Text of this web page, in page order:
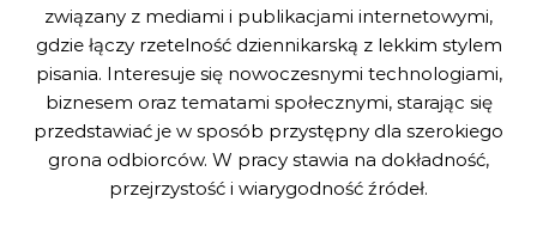
związany z mediami i publikacjami internetowymi,
gdzie łączy rzetelność dziennikarską z lekkim stylem
pisania. Interesuje się nowoczesnymi technologiami,
biznesem oraz tematami społecznymi, starając się
przedstawiać je w sposób przystępny dla szerokiego
grona odbiorców. W pracy stawia na dokładność,
przejrzystość i wiarygodność źródeł.